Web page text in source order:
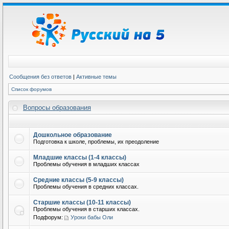
Сообщения без ответов | Активные темы
Список форумов
Вопросы образования
Дошкольное образование
Подготовка к школе, проблемы, их преодоление
Младшие классы (1-4 классы)
Проблемы обучения в младших классах
Средние классы (5-9 классы)
Проблемы обучения в средних классах.
Старшие классы (10-11 классы)
Проблемы обучения в старших классах.
Подфорум:
Уроки бабы Оли